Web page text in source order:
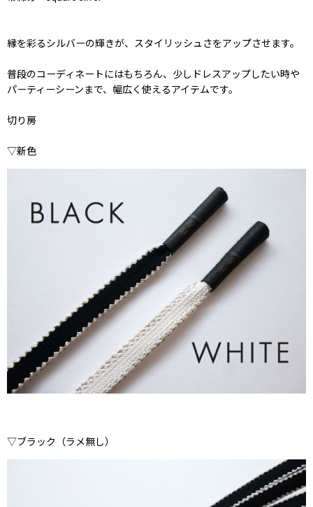
縁を彩るシルバーの輝きが、スタイリッシュさをアップさせます。
普段のコーディネートにはもちろん、少しドレスアップしたい時や
パーティーシーンまで、幅広く使えるアイテムです。
切り房
▽新色
▽ブラック（ラメ無し）